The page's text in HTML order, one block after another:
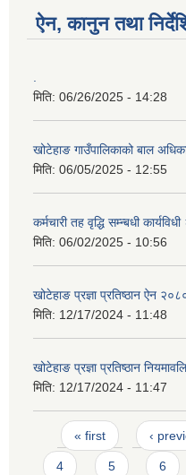
ऐन, कानुन तथा
मिति: 06/26/2025 - 14:28
खोटेहाङ गाउँपालिकाको बाल
मिति: 06/05/2025 - 12:55
कर्मचारी तह वृद्धि सम्न्बधी
मिति: 06/02/2025 - 10:56
खोटेहाङ प्रज्ञा प्रतिष्ठान ऐन
मिति: 12/17/2024 - 11:48
खोटेहाङ प्रज्ञा प्रतिष्ठान
मिति: 12/17/2024 - 11:47
Pages
« first ‹
4 5 6